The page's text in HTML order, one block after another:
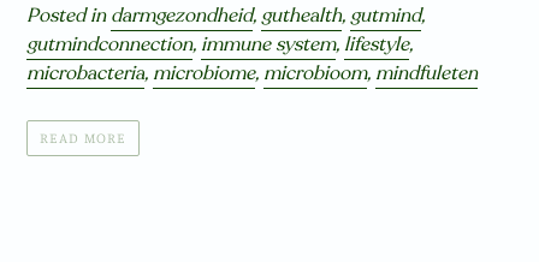
Posted indarmgezondheid,guthealth,gutmind,
gutmindconnection, immune system,lifestyle,
microbacteria, microbiome, microbioom, mindfuleten
READ MORE